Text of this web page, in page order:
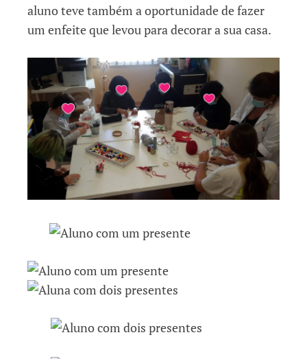
aluno teve também a oportunidade de fazer
um enfeite que levou para decorar a sua casa.